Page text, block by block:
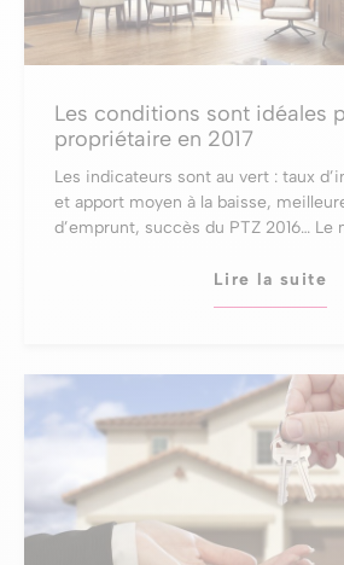
Les conditions sont idéales
propriétaire en 2017
Les indicateurs sont au vert : taux
et apport moyen à la baisse,
d’emprunt, succès du PTZ 2016… Le
Lire la suite